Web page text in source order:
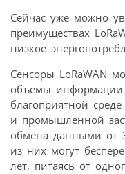
Сейчас уже можно
преимуществах
низкое
Сенсоры LoRaWAN
объемы информации
благоприятной
и промышленной
обмена данными от
из них могут
лет, питаясь от